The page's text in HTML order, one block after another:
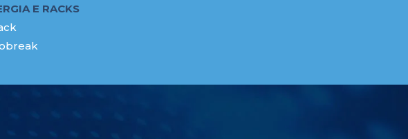
E RACKS